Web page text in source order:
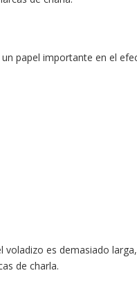
papel importante en el
es demasiado
de charla.